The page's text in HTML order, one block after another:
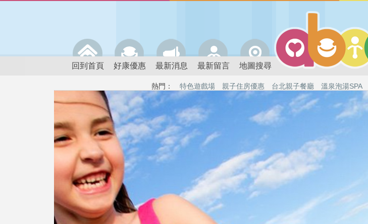
回到首頁 好康優惠 最新消息 最新留言 地圖搜尋
熱門： 特色遊戲場 親子住房優惠 台北親子餐廳 溫泉泡湯SPA